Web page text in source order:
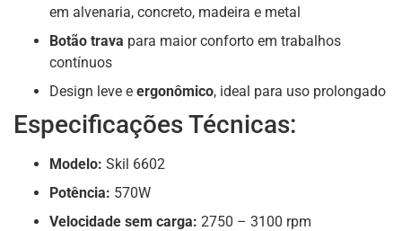
em alvenaria, concreto, madeira e metal
Botão trava para maior conforto em trabalhos
contínuos
Design leve e ergonômico, ideal para uso prolongado
Especificações Técnicas:
Modelo: Skil 6602
Potência: 570W
Velocidade sem carga: 2750 – 3100 rpm